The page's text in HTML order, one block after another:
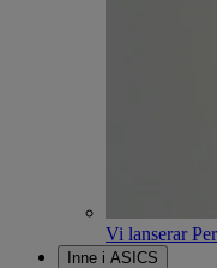
Vi lanserar
Inne i ASICS